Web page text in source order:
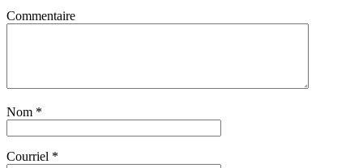
Commentaire
Nom *
Courriel *